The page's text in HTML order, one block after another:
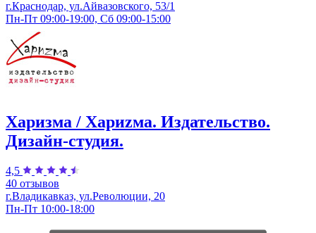
г.Краснодар, ул.​Айвазовского, 53/1
Пн-Пт 09:00-19:00, Сб 09:00-15:00
Харизма / Хариzма. Издательство.
Дизайн-студия.
4,5
40 отзывов
г.Владикавказ, ул.Революции, 20
Пн-Пт 10:00-18:00